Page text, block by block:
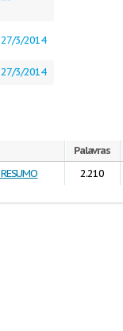
27/3/2014
27/3/2014
Palavras
2.210